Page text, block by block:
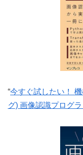
“今すぐ試したい！
グ) 画像認識プログ